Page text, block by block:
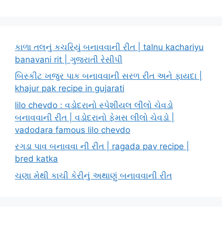
કાળા તલનું કચરિયું બનાવવાની રીત | talnu kachariyu
banavani rit | ગુજરાતી રેસીપી
બિસ્કીટ ખજુર પાક બનાવવાની સરળ રીત અને ફાયદા |
khajur pak recipe in gujarati
lilo chevdo : વડોદરાનો સ્પેશીયલ લીલો ચેવડો
બનાવવાની રીત | વડોદરાનો ફેમસ લીલો ચેવડો |
vadodara famous lilo chevdo
રગડા પાવ બનાવવા ની રીત | ragada pav recipe |
bred katka
ચણા મેથી કાચી કેરીનું અથાણું બનાવવાની રીત